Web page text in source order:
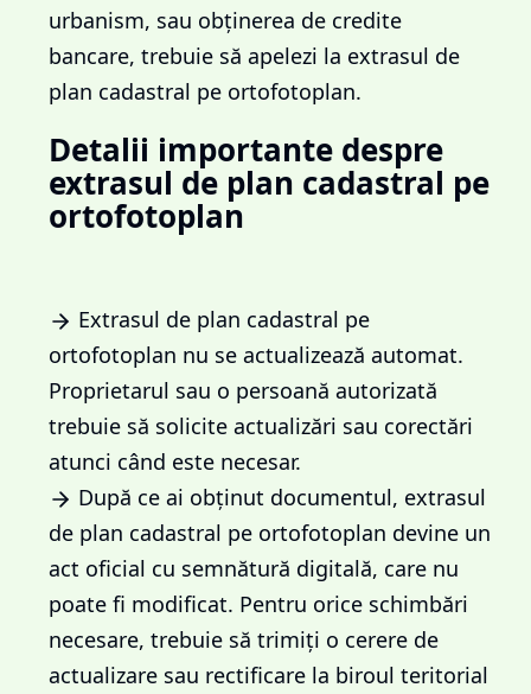
urbanism, sau obținerea de credite
bancare, trebuie să apelezi la extrasul de
plan cadastral pe ortofotoplan.
Detalii importante despre
extrasul de plan cadastral pe
ortofotoplan
Extrasul de plan cadastral pe
ortofotoplan nu se actualizează automat.
Proprietarul sau o persoană autorizată
trebuie să solicite actualizări sau corectări
atunci când este necesar.
După ce ai obținut documentul, extrasul
de plan cadastral pe ortofotoplan devine un
act oficial cu semnătură digitală, care nu
poate fi modificat. Pentru orice schimbări
necesare, trebuie să trimiți o cerere de
actualizare sau rectificare la biroul teritorial